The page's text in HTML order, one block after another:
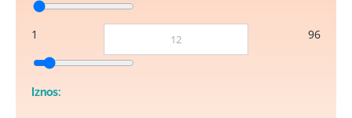
1 96
Iznos: